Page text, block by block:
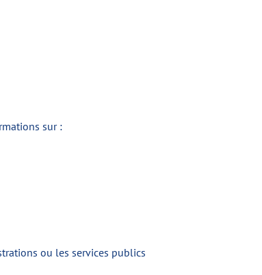
sur :
ou les services publics